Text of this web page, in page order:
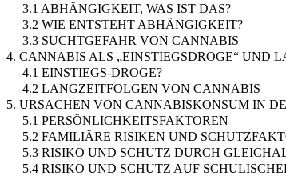
3.1 ABHÄNGIGKEIT, WAS IST DAS?
3.2 WIE ENTSTEHT ABHÄNGIGKEIT?
3.3 SUCHTGEFAHR VON CANNABIS
4. CANNABIS ALS „EINSTIEGSDROGE“ UND
4.1 EINSTIEGS-DROGE?
4.2 LANGZEITFOLGEN VON CANNABIS
5. URSACHEN VON CANNABISKONSUM IN
5.1 PERSÖNLICHKEITSFAKTOREN
5.2 FAMILIÄRE RISIKEN UND
5.3 RISIKO UND SCHUTZ DURCH
5.4 RISIKO UND SCHUTZ AUF